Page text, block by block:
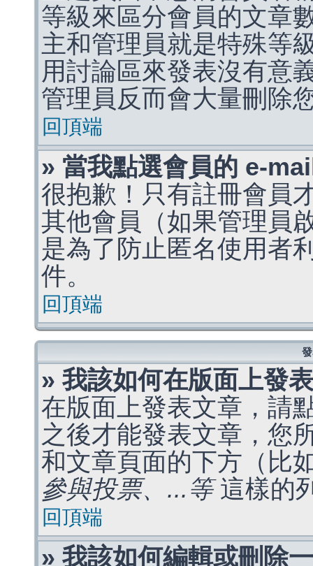
等級來區分會員的文章
主和管理員就是特殊等
用討論區來發表沒有意
管理員反而會大量刪除
回頂端
» 當我點選會員的 e-
很抱歉！只有註冊會員
其他會員（如果管理員
是為了防止匿名使用者
件。
回頂端
» 我該如何在版面上發
在版面上發表文章，請
之後才能發表文章，您
和文章頁面的下方（比
參與投票、...等這樣的
回頂端
» 我該如何編輯或刪除